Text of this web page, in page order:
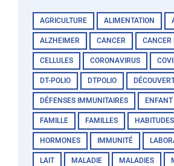
AGRICULTURE ALIMENTATION
ALZHEIMER CANCER CANCER
CELLULES CORONAVIRUS
DT-POLIO DTPOLIO
DÉFENSES IMMUNITAIRES ENFANT
FAMILLE FAMILLES
HORMONES IMMUNITÉ
LAIT MALADIE MALADIES